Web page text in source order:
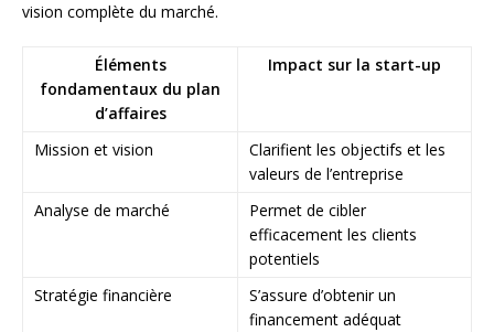
vision complète du marché.
Éléments
fondamentaux du plan
d’affaires
Impact sur la start-up
Mission et vision
Clarifient les objectifs et les
valeurs de l’entreprise
Analyse de marché
Permet de cibler
efficacement les clients
potentiels
Stratégie financière
S’assure d’obtenir un
financement adéquat